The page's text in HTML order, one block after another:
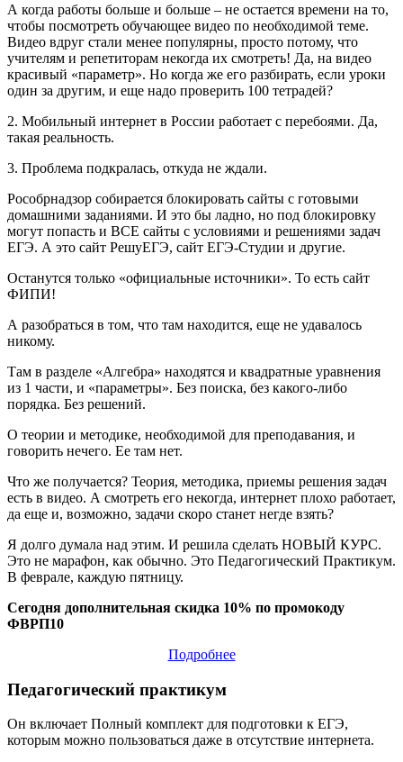
А когда работы больше и больше – не остается времени на то,
чтобы посмотреть обучающее видео по необходимой теме.
Видео вдруг стали менее популярны, просто потому, что
учителям и репетиторам некогда их смотреть! Да, на видео
красивый «параметр». Но когда же его разбирать, если уроки
один за другим, и еще надо проверить 100 тетрадей?
2. Мобильный интернет в России работает с перебоями. Да,
такая реальность.
3. Проблема подкралась, откуда не ждали.
Рособрнадзор собирается блокировать сайты с готовыми
домашними заданиями. И это бы ладно, но под блокировку
могут попасть и ВСЕ сайты с условиями и решениями задач
ЕГЭ. А это сайт РешуЕГЭ, сайт ЕГЭ-Студии и другие.
Останутся только «официальные источники». То есть сайт
ФИПИ!
А разобраться в том, что там находится, еще не удавалось
никому.
Там в разделе «Алгебра» находятся и квадратные уравнения
из 1 части, и «параметры». Без поиска, без какого-либо
порядка. Без решений.
О теории и методике, необходимой для преподавания, и
говорить нечего. Ее там нет.
Что же получается? Теория, методика, приемы решения задач
есть в видео. А смотреть его некогда, интернет плохо работает,
да еще и, возможно, задачи скоро станет негде взять?
Я долго думала над этим. И решила сделать НОВЫЙ КУРС.
Это не марафон, как обычно. Это Педагогический Практикум.
В феврале, каждую пятницу.
Сегодня дополнительная скидка 10% по промокоду
ФВРП10
Подробнее
Педагогический практикум
Он включает Полный комплект для подготовки к ЕГЭ,
которым можно пользоваться даже в отсутствие интернета.